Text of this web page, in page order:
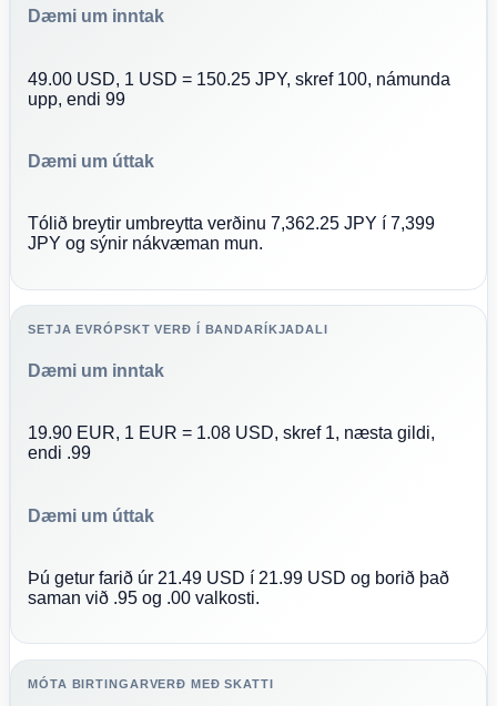
Dæmi um inntak
49.00 USD, 1 USD = 150.25 JPY, skref 100, námunda
upp, endi 99
Dæmi um úttak
Tólið breytir umbreytta verðinu 7,362.25 JPY í 7,399
JPY og sýnir nákvæman mun.
SETJA EVRÓPSKT VERÐ Í BANDARÍKJADALI
Dæmi um inntak
19.90 EUR, 1 EUR = 1.08 USD, skref 1, næsta gildi,
endi .99
Dæmi um úttak
Þú getur farið úr 21.49 USD í 21.99 USD og borið það
saman við .95 og .00 valkosti.
MÓTA BIRTINGARVERÐ MEÐ SKATTI